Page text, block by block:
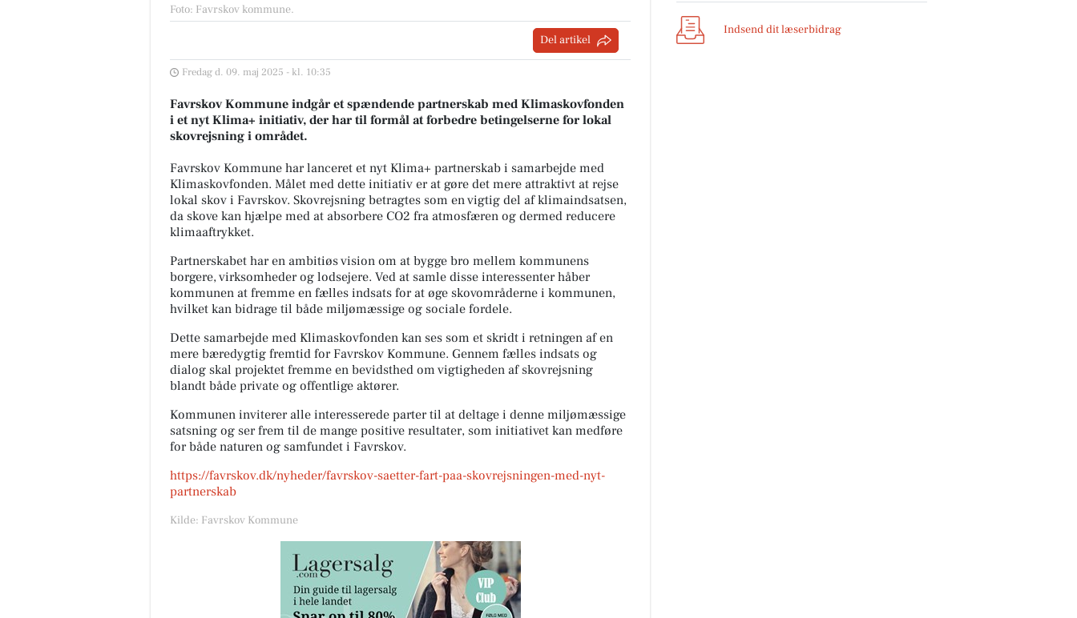
Foto: Favrskov kommune.
Del artikel
Fredag d. 09. maj 2025 - kl. 10:35
Favrskov Kommune indgår et spændende partnerskab med Klimaskovfonden
i et nyt Klima+ initiativ, der har til formål at forbedre betingelserne for lokal
skovrejsning i området.
Favrskov Kommune har lanceret et nyt Klima+ partnerskab i samarbejde med
Klimaskovfonden. Målet med dette initiativ er at gøre det mere attraktivt at rejse
lokal skov i Favrskov. Skovrejsning betragtes som en vigtig del af klimaindsatsen,
da skove kan hjælpe med at absorbere CO2 fra atmosfæren og dermed reducere
klimaaftrykket.
Partnerskabet har en ambitiøs vision om at bygge bro mellem kommunens
borgere, virksomheder og lodsejere. Ved at samle disse interessenter håber
kommunen at fremme en fælles indsats for at øge skovområderne i kommunen,
hvilket kan bidrage til både miljømæssige og sociale fordele.
Dette samarbejde med Klimaskovfonden kan ses som et skridt i retningen af en
mere bæredygtig fremtid for Favrskov Kommune. Gennem fælles indsats og
dialog skal projektet fremme en bevidsthed om vigtigheden af skovrejsning
blandt både private og offentlige aktører.
Kommunen inviterer alle interesserede parter til at deltage i denne miljømæssige
satsning og ser frem til de mange positive resultater, som initiativet kan medføre
for både naturen og samfundet i Favrskov.
https://favrskov.dk/nyheder/favrskov-saetter-fart-paa-skovrejsningen-med-nyt-
partnerskab
Kilde: Favrskov Kommune
Indsend dit læserbidrag